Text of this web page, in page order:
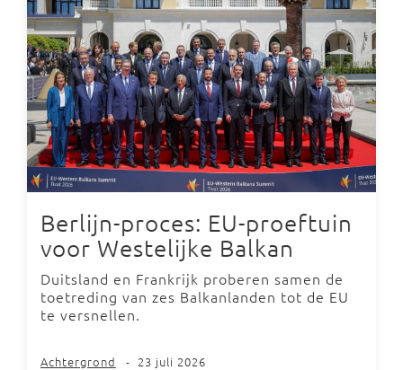
Berlijn-proces: EU-proeftuin
voor Westelijke Balkan
Duitsland en Frankrijk proberen samen de
toetreding van zes Balkanlanden tot de EU
te versnellen.
Achtergrond - 23 juli 2026